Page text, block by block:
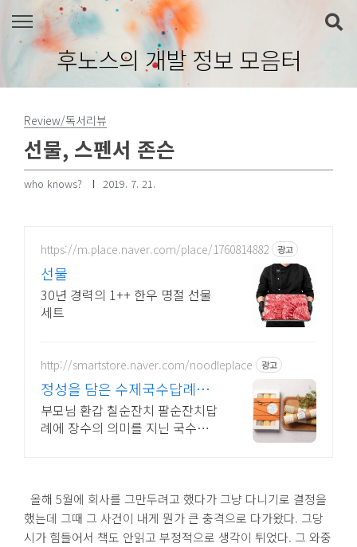
본문 바로가기
후노스의 개발 정보 모음터
Review/독서리뷰
선물, 스펜서 존슨
who knows? 2019. 7. 21.
https://m.place.naver.com/place/1760814882 광고
선물
30년 경력의 1++ 한우 명절 선물
세트
http://smartstore.naver.com/noodleplace 광고
정성을 담은 수제국수답례선
물 특별한날 특별한선물 국수
공간
부모님 환갑 칠순잔치 팔순잔치답
례에 장수의 의미를 지닌 국수선물
올해 5월에 회사를 그만두려고 했다가 그냥 다니기로 결정을
했는데 그때 그 사건이 내게 뭔가 큰 충격으로 다가왔다. 그당
시가 힘들어서 책도 안읽고 부정적으로 생각이 튀었다. 그 와중